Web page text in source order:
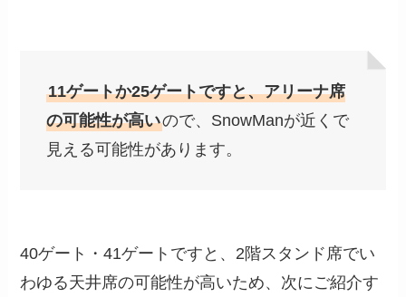
11ゲートか25ゲートですと、アリーナ席
の可能性が高いので、SnowManが近くで
見える可能性があります。
40ゲート・41ゲートですと、2階スタンド席でい
わゆる天井席の可能性が高いため、次にご紹介す